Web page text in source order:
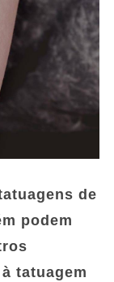
de
podem
tatuagem